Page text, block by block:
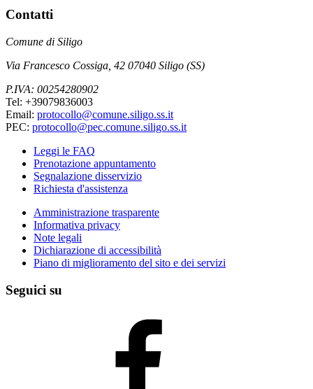
Contatti
Comune di Siligo
Via Francesco Cossiga, 42 07040 Siligo (SS)
P.IVA: 00254280902
Tel: +39079836003
Email: protocollo@comune.siligo.ss.it
PEC: protocollo@pec.comune.siligo.ss.it
Leggi le FAQ
Prenotazione appuntamento
Segnalazione disservizio
Richiesta d'assistenza
Amministrazione trasparente
Informativa privacy
Note legali
Dichiarazione di accessibilità
Piano di miglioramento del sito e dei servizi
Seguici su